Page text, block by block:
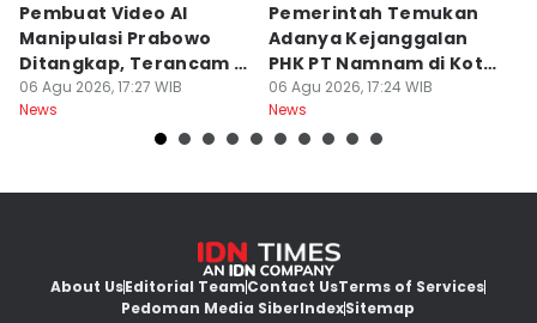
Pembuat Video AI
Manipulasi Prabowo
Ditangkap, Terancam 12
Tahun Bui
06 Agu 2026, 17:27 WIB
News
Pemerintah Temukan
Adanya Kejanggalan
PHK PT Namnam di Kota
Cimahi
06 Agu 2026, 17:24 WIB
News
About UsEditorial TeamContact UsTerms of Services
Pedoman Media SiberIndexSitemap